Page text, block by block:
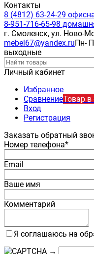
Контакты
8 (4812) 63-24-29
8-951-716-65-98
г. Смоленск, ул. Ново-
mebel67@yandex.ruПн-
выходные
Личный кабинет
Избранное
СравнениеТовар в
Вход
Регистрация
Заказать обратный
Номер телефона*
Email
Ваше имя
Комментарий
Я соглашаюсь на
→